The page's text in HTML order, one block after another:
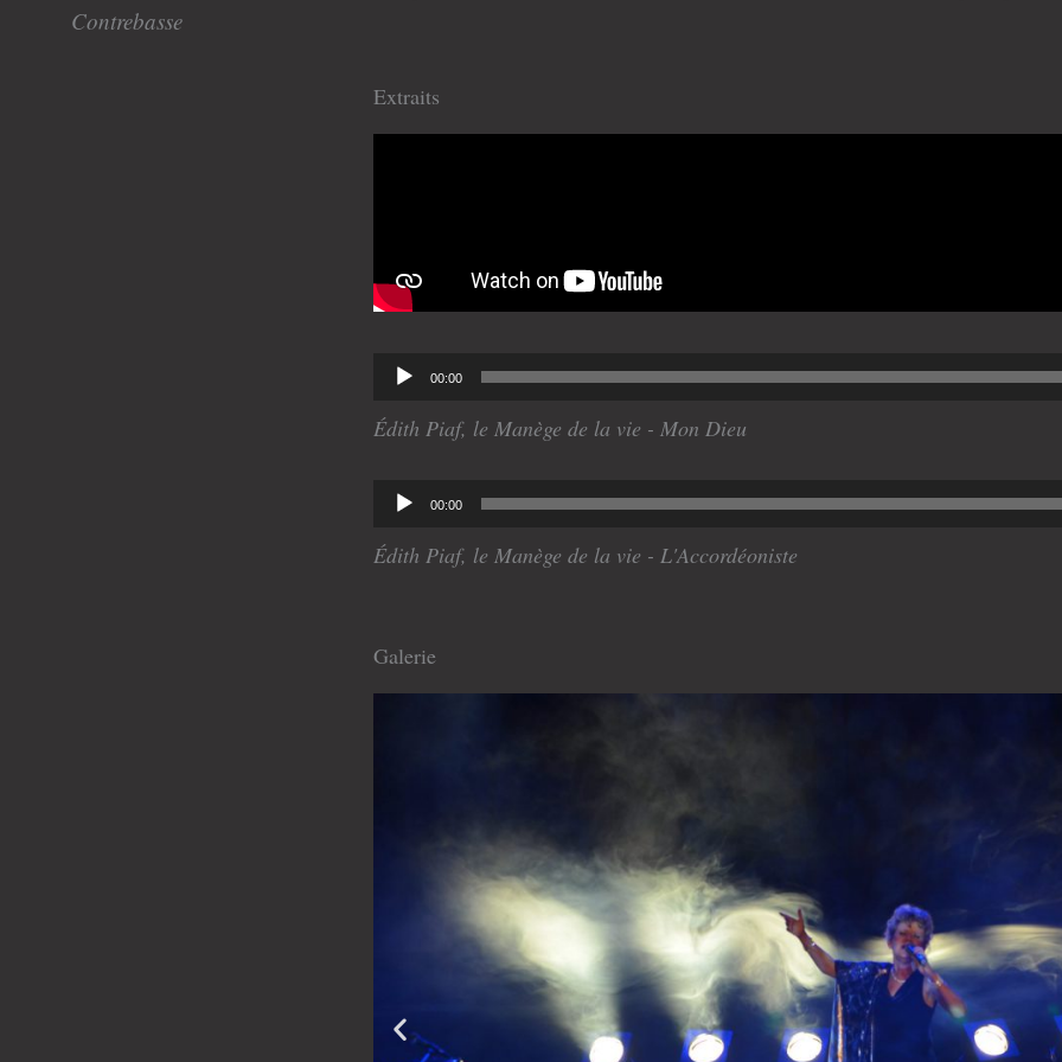
Contrebasse
Extraits
Lecteur
audio
00:00
Édith Piaf, le Manège de la vie - Mon Dieu
Lecteur
audio
00:00
Édith Piaf, le Manège de la vie - L'Accordéoniste
Galerie